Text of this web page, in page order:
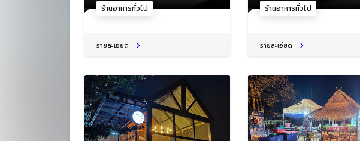
ร้านอาหารทั่วไป
รายละเอียด
ร้านอาหารทั่วไป
รายละเอียด